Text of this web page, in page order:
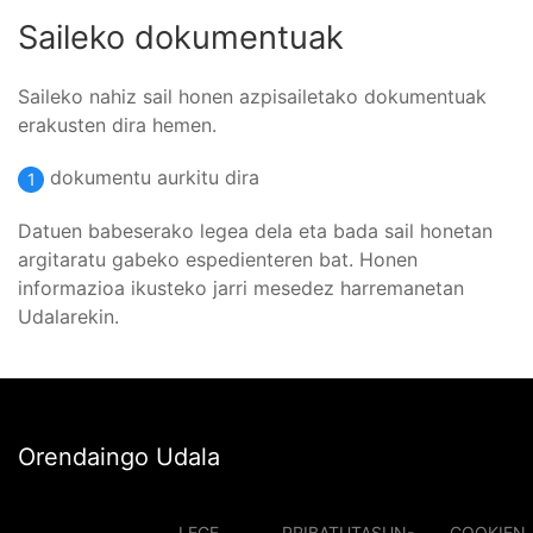
Saileko dokumentuak
Saileko nahiz sail honen azpisailetako dokumentuak
erakusten dira hemen.
1 dokumentu aurkitu dira
Datuen babeserako legea dela eta bada sail honetan
argitaratu gabeko espedienteren bat. Honen
informazioa ikusteko jarri mesedez harremanetan
Udalarekin.
Orendaingo Udala